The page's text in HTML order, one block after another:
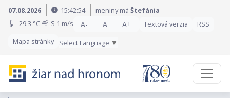
Preskočiť na obsah
Preskočiť na hlavné menu
07.08.2026 15:42:56 meniny máŠtefánia
29.3 °C
S 1 m/s A- A A+ Textová verzia
RSS
Mapa stránky
Select Language ▼